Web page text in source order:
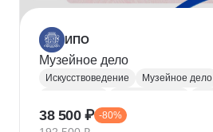
ИПО
Музейное дело
Искусствоведение Музейное дело
Искусство
38 500 ₽ -80%